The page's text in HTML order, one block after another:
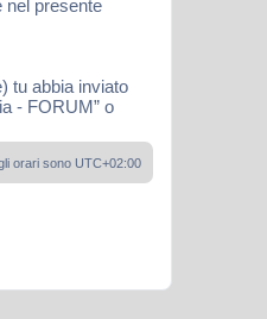
nel presente
tu abbia inviato
- FORUM” o
orari sono UTC+02:00